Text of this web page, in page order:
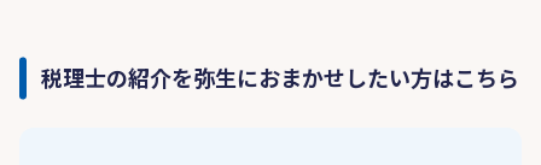
税理士の紹介を弥生におまかせしたい方はこちら